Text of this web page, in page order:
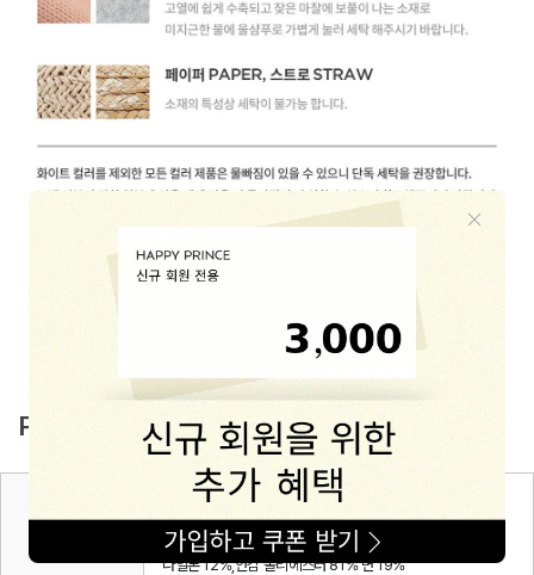
PRODUCT INFO
(조끼) 겉감 폴리에스터 100%,안감 면 100% (티셔츠) 면 9
5% 폴리우레탄 5% (스커트) 겉감 폴리에스터 100%,안감 폴
리에스터 100% (조바위) 겉감 레이온 74%,폴리에스터 14%
나일론 12%,안감 폴리에스터 81% 면 19%